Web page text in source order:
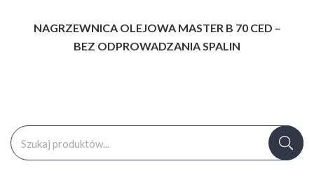
NAGRZEWNICA OLEJOWA MASTER B 70 CED –
BEZ ODPROWADZANIA SPALIN
Szukaj: